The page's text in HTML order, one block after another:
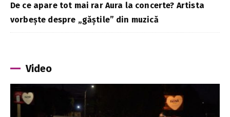
De ce apare tot mai rar Aura la concerte? Artista
vorbește despre „găștile” din muzică
Video